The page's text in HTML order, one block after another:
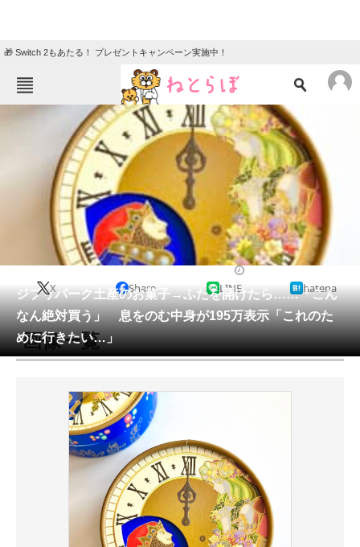
🎁 Switch 2もあたる！ プレゼントキャンペーン実施中！
ねとらぼメニュー
ニュース
クイズ
地域
教育・育児
リサーチ
会員記事
メディア
注目記事を集めた総合ページ
ITの今と未来を見通す
スマホと通信の最新トレンド
進化するPCとデバイスの未来
好きが集まる 比べて選べる
ビジネスと働き方のヒント
ジブリパーク土産のお菓子→ふたを開けたら……「こん
なん絶対買う」 息をのむ中身が195万表示「これのた
めに行きたい…」
X Share LINE hatena
画像一覧